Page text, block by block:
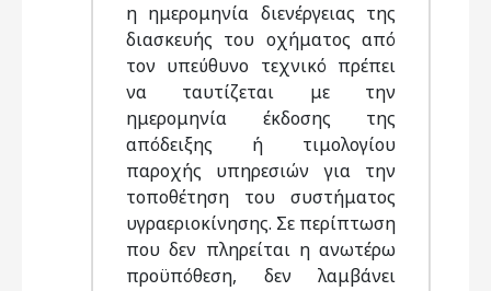
η ημερομηνία διενέργειας της
διασκευής του οχήματος από
τον υπεύθυνο τεχνικό πρέπει
να ταυτίζεται με την
ημερομηνία έκδοσης της
απόδειξης ή τιμολογίου
παροχής υπηρεσιών για την
τοποθέτηση του συστήματος
υγραεριοκίνησης. Σε περίπτωση
που δεν πληρείται η ανωτέρω
προϋπόθεση, δεν λαμβάνει